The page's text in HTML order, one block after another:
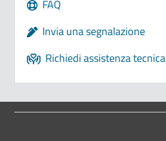
FAQ
Invia una segnalazione
Richiedi assistenza tecnica